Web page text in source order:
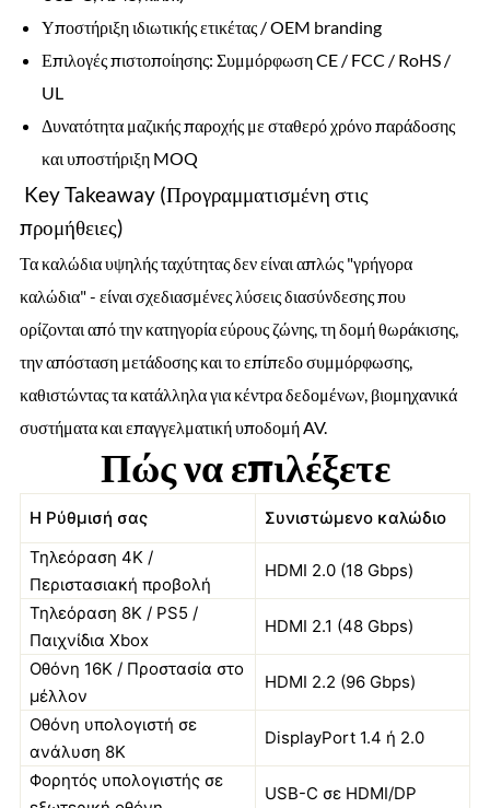
Υποστήριξη ιδιωτικής ετικέτας / OEM branding
Επιλογές πιστοποίησης: Συμμόρφωση CE / FCC / RoHS /
UL
Δυνατότητα μαζικής παροχής με σταθερό χρόνο παράδοσης
και υποστήριξη MOQ
Key Takeaway (Προγραμματισμένη στις
προμήθειες)
Τα καλώδια υψηλής ταχύτητας δεν είναι απλώς "γρήγορα
καλώδια" - είναι σχεδιασμένες λύσεις διασύνδεσης που
ορίζονται από την κατηγορία εύρους ζώνης, τη δομή θωράκισης,
την απόσταση μετάδοσης και το επίπεδο συμμόρφωσης,
καθιστώντας τα κατάλληλα για κέντρα δεδομένων, βιομηχανικά
συστήματα και επαγγελματική υποδομή AV.
Πώς να επιλέξετε
Η Ρύθμισή σας
Συνιστώμενο καλώδιο
Τηλεόραση 4K /
Περιστασιακή προβολή
HDMI 2.0 (18 Gbps)
Τηλεόραση 8K / PS5 /
Παιχνίδια Xbox
HDMI 2.1 (48 Gbps)
Οθόνη 16K / Προστασία στο
μέλλον
HDMI 2.2 (96 Gbps)
Οθόνη υπολογιστή σε
ανάλυση 8Κ
DisplayPort 1.4 ή 2.0
Φορητός υπολογιστής σε
USB-C σε HDMI/DP